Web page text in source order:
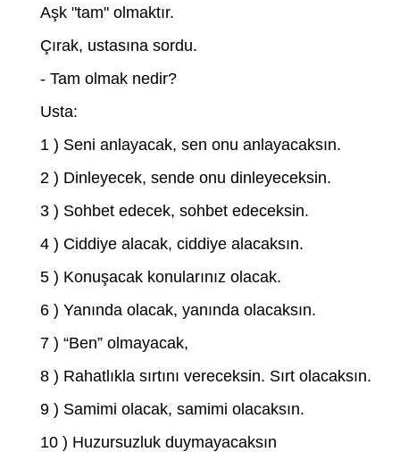
Aşk "tam" olmaktır.
Çırak, ustasına sordu.
- Tam olmak nedir?
Usta:
1 ) Seni anlayacak, sen onu anlayacaksın.
2 ) Dinleyecek, sende onu dinleyeceksin.
3 ) Sohbet edecek, sohbet edeceksin.
4 ) Ciddiye alacak, ciddiye alacaksın.
5 ) Konuşacak konularınız olacak.
6 ) Yanında olacak, yanında olacaksın.
7 ) “Ben” olmayacak,
8 ) Rahatlıkla sırtını vereceksin. Sırt olacaksın.
9 ) Samimi olacak, samimi olacaksın.
10 ) Huzursuzluk duymayacaksın